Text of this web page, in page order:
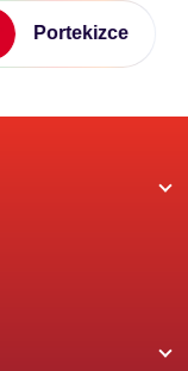
Portekizce